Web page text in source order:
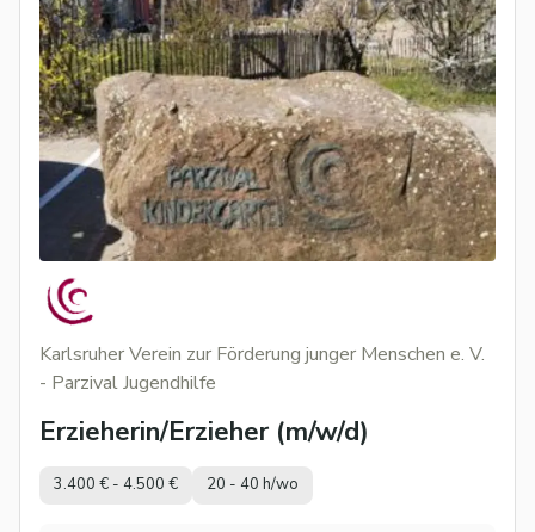
Karlsruher Verein zur Förderung junger Menschen e. V.
- Parzival Jugendhilfe
Erzieherin/Erzieher (m/w/d)
3.400 € - 4.500 € 20 - 40 h/wo